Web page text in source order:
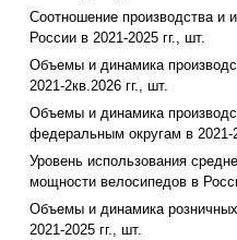
Соотношение производства и
России в 2021-2025 гг., шт.
Объемы и динамика
2021-2кв.2026 гг., шт.
Объемы и динамика
федеральным округам в 2021-
Уровень использования
мощности велосипедов в
Объемы и динамика
2021-2025 гг., шт.